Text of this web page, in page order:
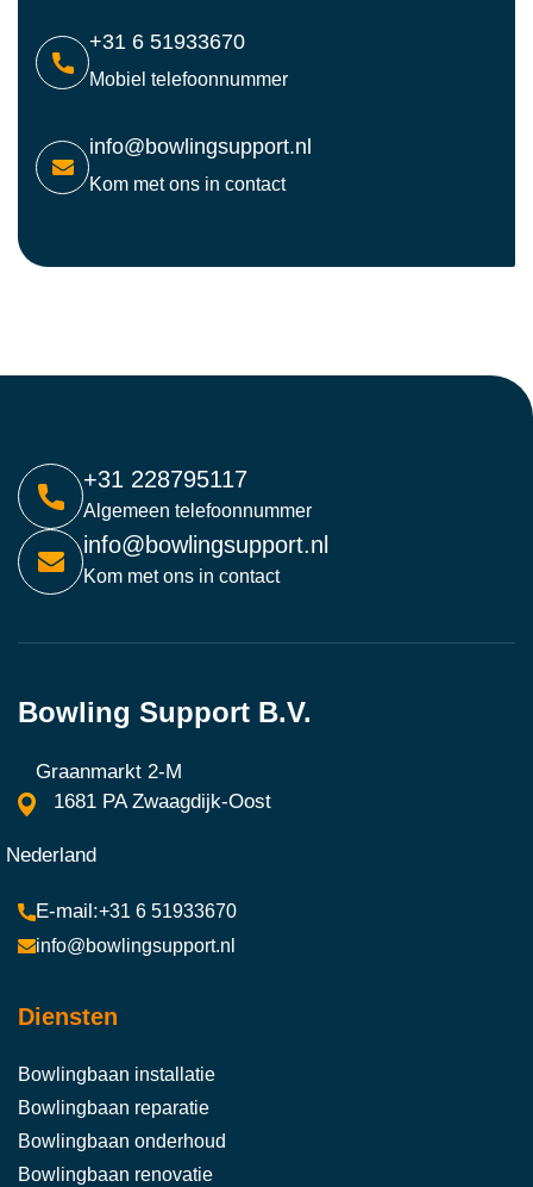
+31 6 51933670
Mobiel telefoonnummer
info@bowlingsupport.nl
Kom met ons in contact
+31 228795117
Algemeen telefoonnummer
info@bowlingsupport.nl
Kom met ons in contact
Bowling Support B.V.
Graanmarkt 2-M
1681 PA Zwaagdijk-Oost
Nederland
+31 6 51933670
info@bowlingsupport.nl
Diensten
Bowlingbaan installatie
Bowlingbaan reparatie
Bowlingbaan onderhoud
Bowlingbaan renovatie